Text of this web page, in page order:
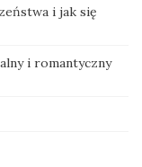
i jak się
i romantyczny